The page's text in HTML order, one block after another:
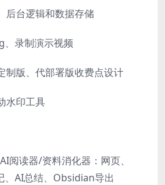
后台逻辑和数据存储
、录制演示视频
制版、代部署版收费点设计
水印工具
阅读器/资料消化器：网页、
、AI总结、Obsidian导出